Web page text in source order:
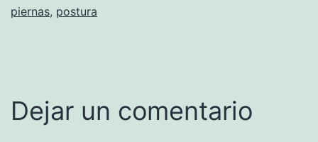
piernas, postura
Dejar un comentario